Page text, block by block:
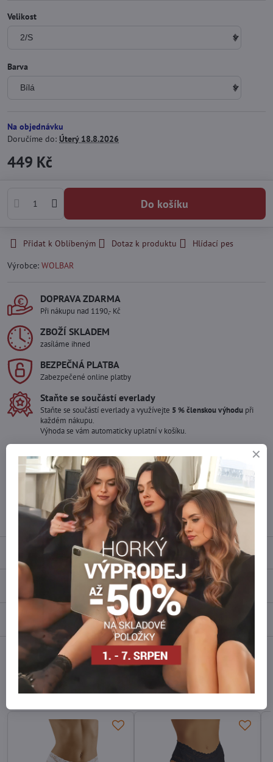
Velikost
Barva
Na objednávku
Doručíme do: Úterý18.8.2026
449 Kč
Do košíku
Přidat k Oblíbeným Dotaz k produktu
Hlídací pes
Výrobce: WOLBAR
DOPRAVA ZDARMA
Při nákupu nad 1190,- Kč
ZBOŽÍ SKLADEM
zasíláme ihned
BEZPEČNÁ PLATBA
Zabezpečené online platby
Staňte se součástí everlady
Staňte se součástí everlady a využívejte 5 % členskou výhodu při
každém nákupu.
Výhoda se vám automaticky uplatní v košíku.
Máte zájem o více kusů ?
Kontaktujte nás na mail, zboží pro Vás doskladníme!
info​@everlady​.eu
Recenze
Diskuse 0
FacebookTwitterBlueskyPinterestReddit LinkedIn WhatsApp
Alternativní produkty